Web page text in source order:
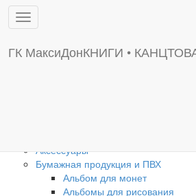
Toggle
sidebar
ГК МаксиДонКНИГИ •
Введите символ
Главная
Аксессуары
Бумажная продукция и ПВХ
Альбом для монет
Альбомы для рисования